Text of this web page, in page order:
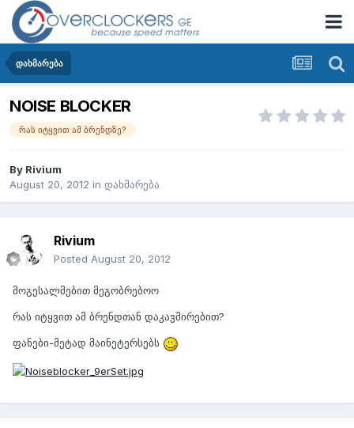
დახმარება
NOISE BLOCKER
რას იტყვით ამ ბრენდზე?
By Rivium
August 20, 2012 in დახმარება
Rivium
Posted August 20, 2012
მოგესალმებით მეგობრებოო
რას იტყვით ამ ბრენდთან დაკავშირებით?
ფანები-მეტად მაინეტერსებს